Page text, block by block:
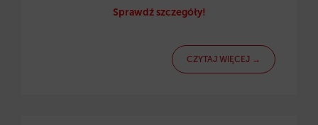
Sprawdź szczegóły!
CZYTAJ WIĘCEJ →